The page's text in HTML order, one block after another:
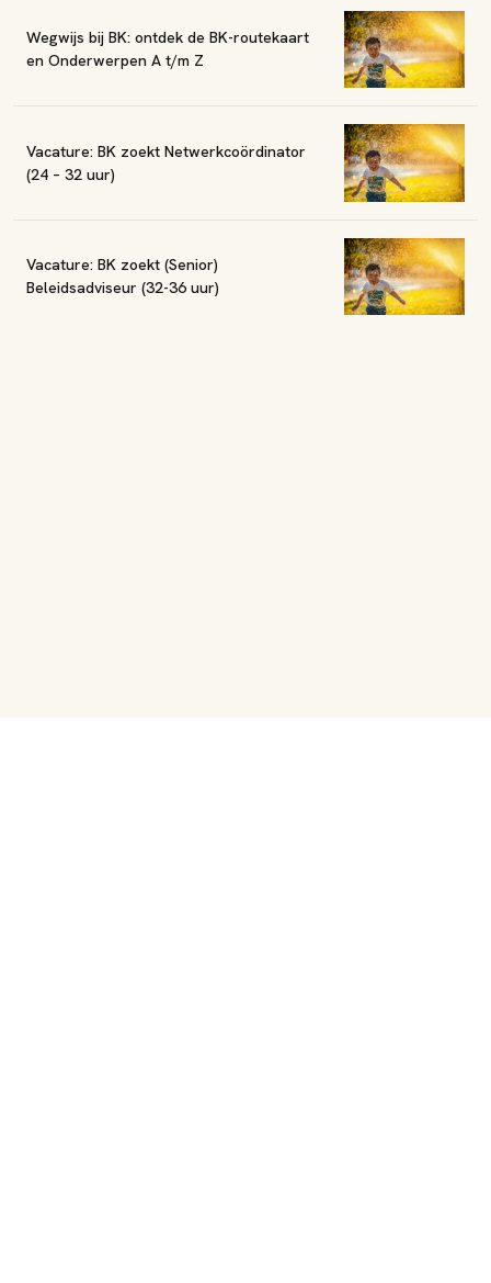
Wegwijs bij BK: ontdek de BK-routekaart
en Onderwerpen A t/m Z
Vacature: BK zoekt Netwerkcoördinator
(24 – 32 uur)
Vacature: BK zoekt (Senior)
Beleidsadviseur (32-36 uur)